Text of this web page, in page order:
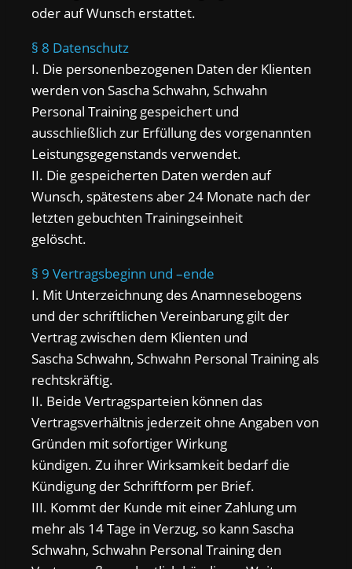
oder auf Wunsch erstattet.
§ 8 Datenschutz
I. Die personenbezogenen Daten der Klienten
werden von Sascha Schwahn, Schwahn
Personal Training gespeichert und
ausschließlich zur Erfüllung des vorgenannten
Leistungsgegenstands verwendet.
II. Die gespeicherten Daten werden auf
Wunsch, spätestens aber 24 Monate nach der
letzten gebuchten Trainingseinheit
gelöscht.
§ 9 Vertragsbeginn und –ende
I. Mit Unterzeichnung des Anamnesebogens
und der schriftlichen Vereinbarung gilt der
Vertrag zwischen dem Klienten und
Sascha Schwahn, Schwahn Personal Training als
rechtskräftig.
II. Beide Vertragsparteien können das
Vertragsverhältnis jederzeit ohne Angaben von
Gründen mit sofortiger Wirkung
kündigen. Zu ihrer Wirksamkeit bedarf die
Kündigung der Schriftform per Brief.
III. Kommt der Kunde mit einer Zahlung um
mehr als 14 Tage in Verzug, so kann Sascha
Schwahn, Schwahn Personal Training den